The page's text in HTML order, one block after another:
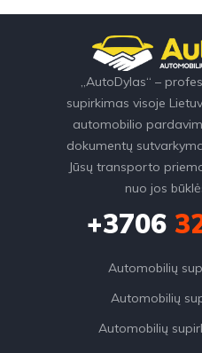
„AutoDylas“ –
supirkimas visoje
automobilio
dokumentų
Jūsų transporto
nuo jos
+3706
Automobilių
Automobilių
Automobilių